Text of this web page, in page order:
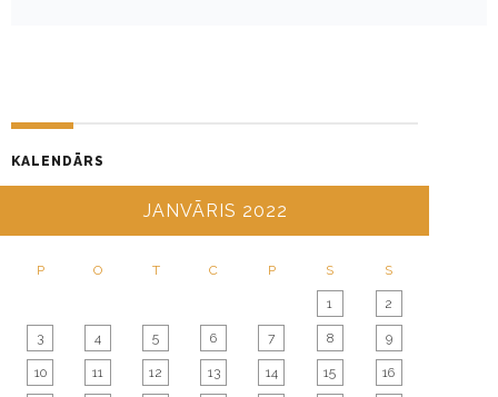
KALENDĀRS
JANVĀRIS 2022
P O T C P S S
1 2
3 4 5 6 7 8 9
10 11 12 13 14 15 16